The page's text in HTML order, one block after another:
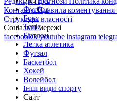
КонтактиПравила коментування
Структура власності
Соціальні мережі
facebookxyoutube instagram
Футбол
Бокс
Теніс
Біатлон
Легка атлетика
Футзал
Баскетбол
Хокей
Волейбол
Інші види спорту
Сайт